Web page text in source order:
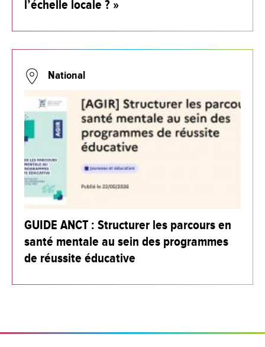
l’échelle locale ? »
National
GUIDE ANCT : Structurer les parcours en
santé mentale au sein des programmes
de réussite éducative